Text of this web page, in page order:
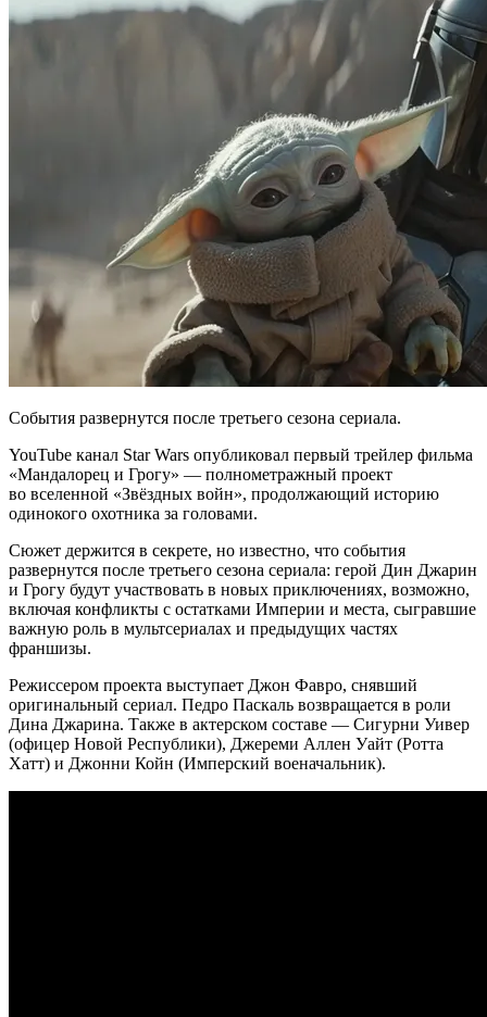
События развернутся после третьего сезона сериала.
YouTube канал Star Wars опубликовал первый трейлер фильма
«Мандалорец и Грогу» — полнометражный проект
во вселенной «Звёздных войн», продолжающий историю
одинокого охотника за головами.
Сюжет держится в секрете, но известно, что события
развернутся после третьего сезона сериала: герой Дин Джарин
и Грогу будут участвовать в новых приключениях, возможно,
включая конфликты с остатками Империи и места, сыгравшие
важную роль в мультсериалах и предыдущих частях
франшизы.
Режиссером проекта выступает Джон Фавро, снявший
оригинальный сериал. Педро Паскаль возвращается в роли
Дина Джарина. Также в актерском составе — Сигурни Уивер
(офицер Новой Республики), Джереми Аллен Уайт (Ротта
Хатт) и Джонни Койн (Имперский военачальник).